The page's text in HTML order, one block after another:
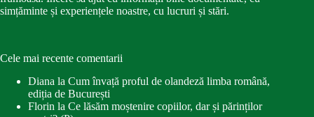
simțăminte și experiențele noastre, cu lucruri și stări.
Cele mai recente comentarii
Diana la Cum învață proful de olandeză limba română,
ediția de București
Florin la Ce lăsăm moștenire copiilor, dar și părinților